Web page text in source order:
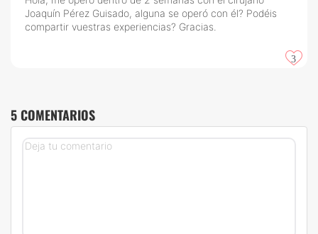
Joaquín Pérez Guisado, alguna se operó con él? Podéis
compartir vuestras experiencias? Gracias.
3
5 COMENTARIOS